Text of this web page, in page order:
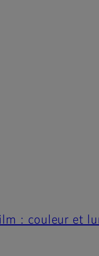
: couleur et